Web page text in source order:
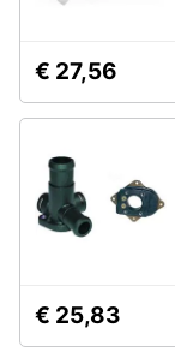
€ 27,56
€ 25,83